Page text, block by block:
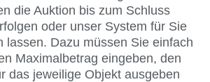
die Auktion bis zum Schluss
oder unser System für Sie
lassen. Dazu müssen Sie einfach
Maximalbetrag eingeben, den
das jeweilige Objekt ausgeben